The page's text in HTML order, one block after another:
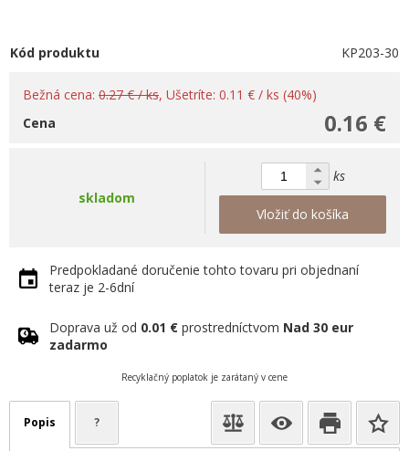
Kód produktu KP203-30
Bežná cena: 0.27 € / ks, Ušetríte: 0.11 € / ks (40%)
0.16 €
Cena
skladom
ks
Vložiť do košíka
Predpokladané doručenie tohto tovaru pri objednaní
teraz je 2-6dní
Doprava už od 0.01 € prostredníctvom Nad 30 eur
zadarmo
Recyklačný poplatok je zarátaný v cene
Popis ?